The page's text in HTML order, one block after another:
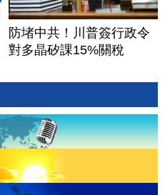
防堵中共！川普簽行政令
對多晶矽課15%關稅